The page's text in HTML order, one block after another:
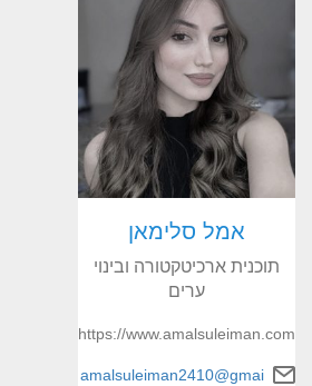
אמל סלימאן
תוכנית ארכיטקטורה ובינוי
ערים
https://www.amalsuleiman.com
amalsuleiman2410@gmai